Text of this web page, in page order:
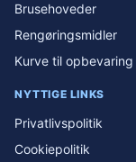
Brusehoveder
Rengøringsmidler
Kurve til opbevaring
NYTTIGE LINKS
Privatlivspolitik
Cookiepolitik